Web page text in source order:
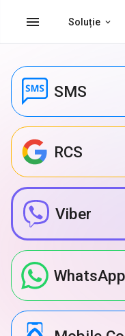
menu Soluție
SMS
RCS
Viber
WhatsApp